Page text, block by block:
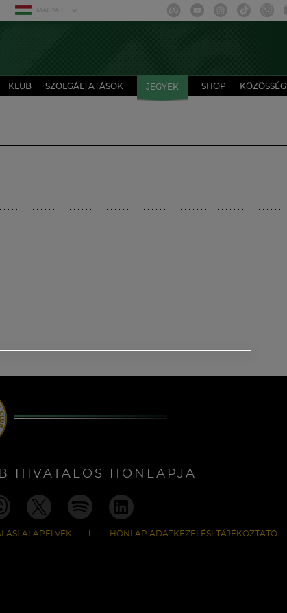
MAGYAR
KLUB SZOLGÁLTATÁSOK JEGYEK SHOP KÖZÖSSÉG
HIVATALOS HONLAPJA
ALAPELVEK HONLAP ADATKEZELÉSI TÁJÉKOZTATÓ